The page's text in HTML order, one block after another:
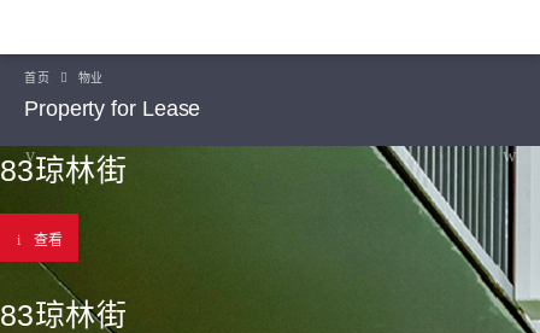
首页 物业
Property for Lease
83琼林街
查看
83琼林街